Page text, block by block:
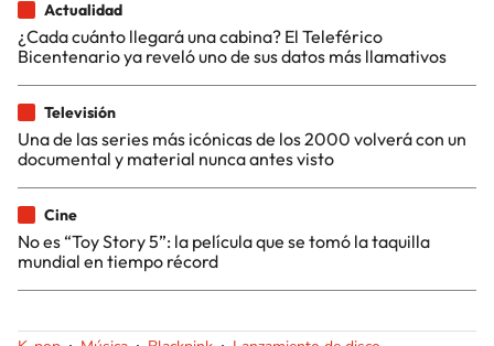
Actualidad
¿Cada cuánto llegará una cabina? El Teleférico
Bicentenario ya reveló uno de sus datos más llamativos
Televisión
Una de las series más icónicas de los 2000 volverá con un
documental y material nunca antes visto
Cine
No es “Toy Story 5”: la película que se tomó la taquilla
mundial en tiempo récord